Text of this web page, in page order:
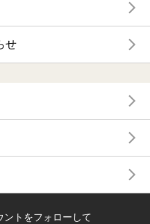
せ
ントをフォローして